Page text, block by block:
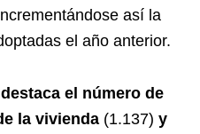
así la
el año anterior.
destaca el número de
la vivienda (1.137) y